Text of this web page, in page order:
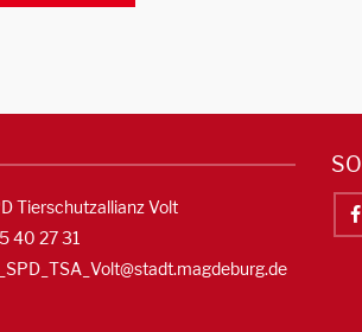
Tierschutzallianz Volt
40 27 31